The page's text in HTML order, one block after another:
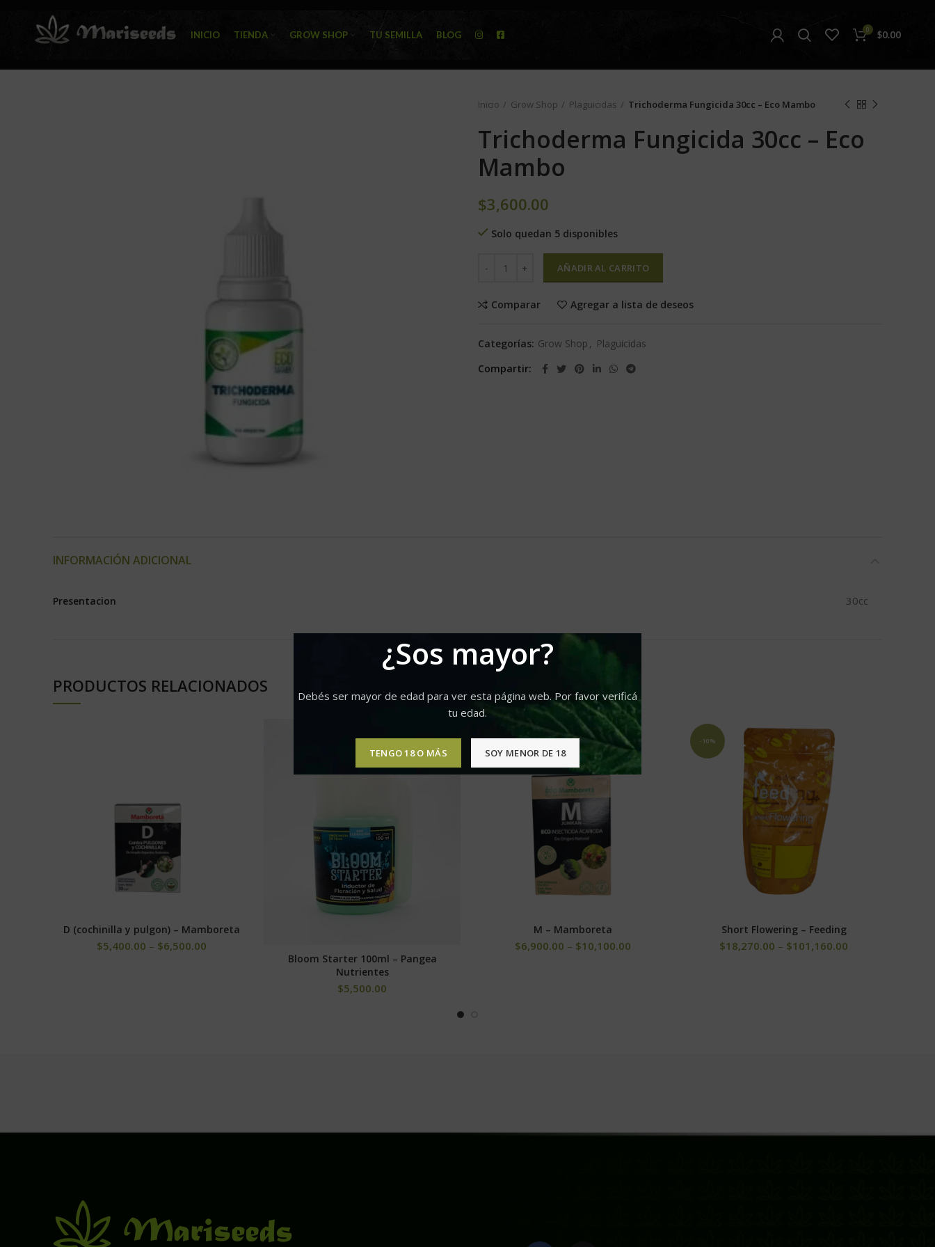
¿Sos mayor?
Debés ser mayor de edad para ver esta página web. Por favor verificá
tu edad.
TENGO 18 O MÁS SOY MENOR DE 18
INICIO TIENDA GROW SHOP TU SEMILLA BLOG 0 $0.00
Inicio Grow Shop Plaguicidas Trichoderma Fungicida 30cc – Eco Mambo
Trichoderma Fungicida 30cc – Eco
Mambo
$3,600.00
Solo quedan 5 disponibles
AÑADIR AL CARRITO
Comparar Agregar a lista de deseos
Categorías: Grow Shop , Plaguicidas
Compartir
INFORMACIÓN ADICIONAL
Presentacion 30cc
PRODUCTOS RELACIONADOS
SELECCIONAR OPCIONES
D (cochinilla y pulgon) – Mamboreta
$5,400.00 – $6,500.00
AÑADIR AL CARRITO
Bloom Starter 100ml – Pangea
Nutrientes
$5,500.00
SELECCIONAR OPCIONES
M – Mamboreta
$6,900.00 – $10,100.00
-10%
SELECCIONAR OPCIONES
Short Flowering – Feeding
$18,270.00 – $101,160.00